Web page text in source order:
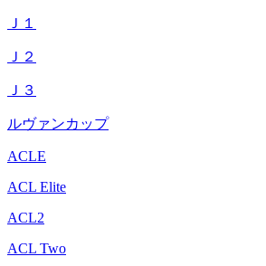
Ｊ１
Ｊ２
Ｊ３
ルヴァンカップ
ACLE
ACL Elite
ACL2
ACL Two